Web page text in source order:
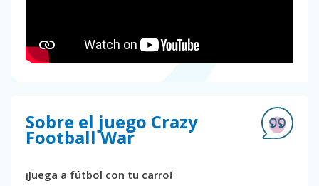
Sobre el juego Crazy
Football War
¡Juega a fútbol con tu carro!